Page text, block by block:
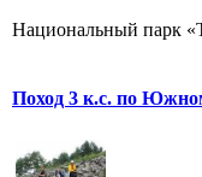
Национальный парк
Поход 3 к.с. по